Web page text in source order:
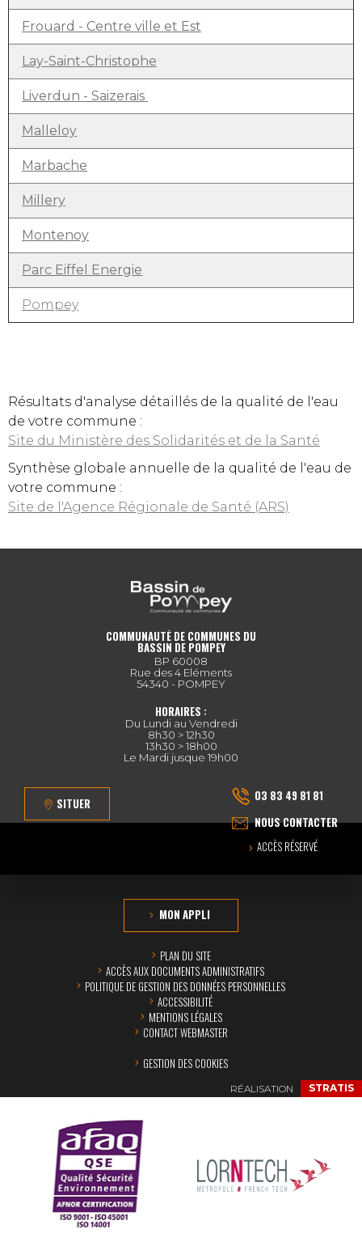
Frouard - Centre ville et Est
Lay-Saint-Christophe
Liverdun - Saizerais
Malleloy
Marbache
Millery
Montenoy
Parc Eiffel Energie
Pompey
Résultats d'analyse détaillés de la qualité de l'eau
de votre commune :
Site du Ministère des Solidarités et de la Santé
Synthèse globale annuelle de la qualité de l'eau de
votre commune :
Site de l'Agence Régionale de Santé (ARS)
COMMUNAUTÉ DE COMMUNES DU
BASSIN DE POMPEY
BP 60008
Rue des 4 Eléments
54340 - POMPEY
HORAIRES :
Du Lundi au Vendredi
8h30 > 12h30
13h30 > 18h00
Le Mardi jusque 19h00
SITUER
03 83 49 81 81
NOUS CONTACTER
ACCÈS RÉSERVÉ
MON APPLI
PLAN DU SITE
ACCÈS AUX DOCUMENTS ADMINISTRATIFS
POLITIQUE DE GESTION DES DONNÉES PERSONNELLES
ACCESSIBILITÉ
MENTIONS LÉGALES
CONTACT WEBMASTER
GESTION DES COOKIES
RÉALISATION STRATIS